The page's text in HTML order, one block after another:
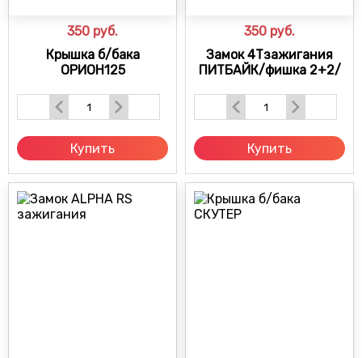
350 руб.
Крышка б/бака
ОРИОН125
Купить
350 руб.
Замок 4Тзажигания
ПИТБАЙК/фишка 2+2/
Купить